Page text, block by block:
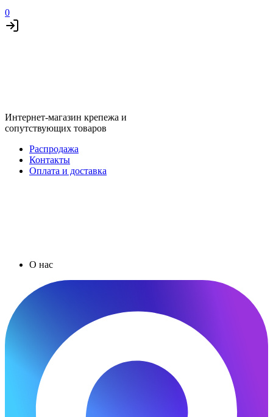
0
Интернет-магазин крепежа и
сопутствующих товаров
Распродажа
Контакты
Оплата и доставка
О нас